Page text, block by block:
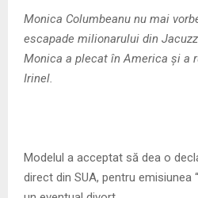
E
N
Monica Columbeanu nu mai
escapade milionarului din
Monica a plecat în America și a
Irinel.
Modelul a acceptat să dea o
direct din SUA, pentru emisiunea